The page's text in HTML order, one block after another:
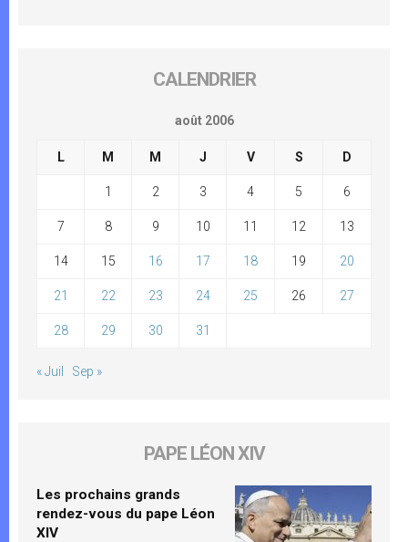
CALENDRIER
août 2006
L M M J V S D
1 2 3 4 5 6
7 8 9 10 11 12 13
14 15 16 17 18 19 20
21 22 23 24 25 26 27
28 29 30 31
« Juil Sep »
PAPE LÉON XIV
Les prochains grands
rendez-vous du pape Léon
XIV